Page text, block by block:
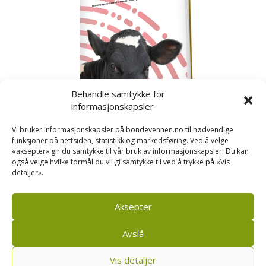
Behandle samtykke for
informasjonskapsler
Vi bruker informasjonskapsler på bondevennen.no til nødvendige
funksjoner på nettsiden, statistikk og markedsføring. Ved å velge
«aksepter» gir du samtykke til vår bruk av informasjonskapsler. Du kan
også velge hvilke formål du vil gi samtykke til ved å trykke på «Vis
detaljer».
Aksepter
Avslå
Vis detaljer
Kusignal
om kusignal i eit eige hefte.